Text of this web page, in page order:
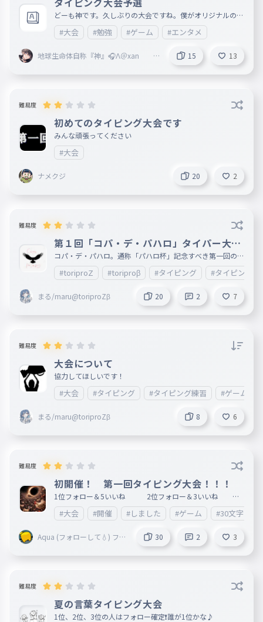
どーも神です。久しぶりの大会ですね。僕がオリジナルの打
ちやすい文章作ったのでぜひプレイしてみてください。 ル
ール ・上位16名が決勝進出 ・決勝に進出しない場合はコメ
ントしてください。 期限 8/15まで
#大会 #勉強 #ゲーム #エンタメ
地球生命体自称『神』🎧Λ＠xan
15 13
難易度
初めてのタイピング大会です
みんな頑張ってください
#大会
ナメクジ 20 2
難易度
第１回「コパ・デ・パハロ」タイパー大会
！
コパ・デ・パハロ。通称「パハロ杯」記念すべき第一回の開
幕です 大会説明：誰でも参加OK！toriproZメンバーは本気
で上位を目指してほしいです。何回でもOK。 ※toriproZメ
ンバーは本気でやったところでとくにランキングが載るとか
はないです（今のところはないはず。というかないでしょう
） 期間：7月4日0:00〜11日23:59 頑張ってね
#toriproZ #toriproβ #タイピング #タイピング練
まる/maru@toriproZβ 20 2 7
難易度
大会について
協力してほしいです！
#大会 #タイピング #タイピング練習 #ゲーム
まる/maru@toriproZβ 8 6
難易度
初開催！ 第一回タイピング大会！！！
1位フォロー＆5いいね 2位フォロー＆3いいね 3
位フォロー＆1いいね 4位フォロー
自分を除くランキング
#大会 #開催 #しました #ゲーム #30文字だよ
Aqua (フォローして💧) フォ
30 2 3
難易度
夏の言葉タイピング大会
1位、2位、3位の人はフォロー確定❗️誰が1位かな♪